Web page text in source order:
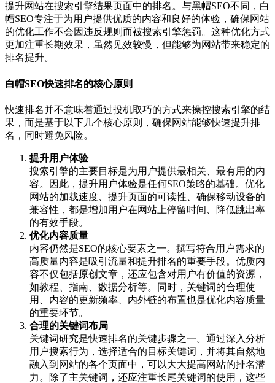
提升网站在搜索引擎结果页面中的排名。与黑帽SEO不同，白
帽SEO专注于为用户提供优质的内容和良好的体验，确保网站
的优化工作不会因违反规则而被搜索引擎惩罚。这种优化方式
更加注重长期效果，虽然见效较慢，但能够为网站带来稳定的
排名提升。
白帽SEO快速排名的核心原则
快速排名并不意味着通过投机取巧的方式来操控搜索引擎的结
果，而是基于以下几个核心原则，确保网站能够快速提升排
名，同时避免风险。
提升用户体验
搜索引擎的主要目标是为用户提供最相关、最有用的内
容。因此，提升用户体验是任何SEO策略的基础。优化
网站的加载速度、提升页面的可读性、确保移动设备的
兼容性，都是增加用户在网站上停留时间、降低跳出率
的有效手段。
优化内容质量
内容仍然是SEO的核心要素之一。撰写符合用户需求的
高质量内容是吸引流量和提升排名的重要手段。优质内
容不仅包括原创文章，还应包含对用户有价值的资源，
如教程、指南、数据分析等。同时，关键词的合理使
用、内容的更新频率、内外链的布置也是优化内容质量
的重要环节。
合理的关键词布局
关键词研究是快速排名的关键步骤之一。通过深入分析
用户搜索行为，选择适合的目标关键词，并将其自然地
融入到网站的各个页面中，可以大大提高网站的排名潜
力。除了主关键词，还应注重长尾关键词的使用，这些